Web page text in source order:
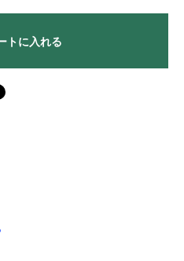
トに入れる